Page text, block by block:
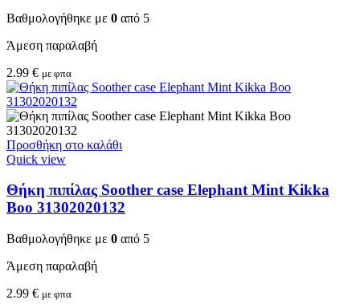
Βαθμολογήθηκε με 0 από 5
Άμεση παραλαβή
2.99 € με φπα
Προσθήκη στο καλάθι
Quick view
Θήκη πιπίλας Soother case Elephant Mint Kikka
Boo 31302020132
Βαθμολογήθηκε με 0 από 5
Άμεση παραλαβή
2.99 € με φπα